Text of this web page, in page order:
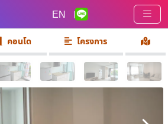
EN |
คอนโด โครงการ